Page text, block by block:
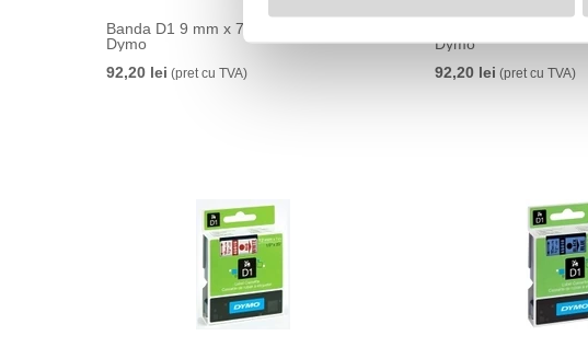
Banda D1 9 mm x 7 m negru-verde
Dymo
92,20 lei (pret cu TVA)
Dymo
92,20 lei (pret cu TVA)